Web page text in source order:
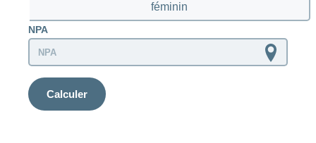
féminin
NPA
Calculer